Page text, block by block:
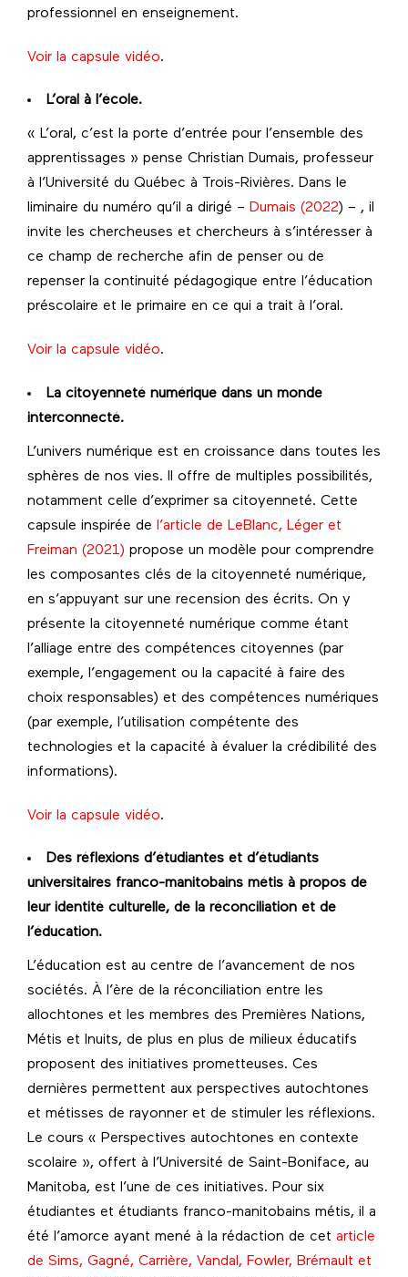
professionnel en enseignement.
Voir la capsule vidéo.
L’oral à l’école.
« L’oral, c’est la porte d’entrée pour l’ensemble des
apprentissages » pense Christian Dumais, professeur
à l’Université du Québec à Trois-Rivières. Dans le
liminaire du numéro qu’il a dirigé – Dumais (2022) – , il
invite les chercheuses et chercheurs à s’intéresser à
ce champ de recherche afin de penser ou de
repenser la continuité pédagogique entre l’éducation
préscolaire et le primaire en ce qui a trait à l’oral.
Voir la capsule vidéo.
La citoyenneté numérique dans un monde
interconnecté.
L’univers numérique est en croissance dans toutes les
sphères de nos vies. Il offre de multiples possibilités,
notamment celle d’exprimer sa citoyenneté. Cette
capsule inspirée de l’article de LeBlanc, Léger et
Freiman (2021) propose un modèle pour comprendre
les composantes clés de la citoyenneté numérique,
en s’appuyant sur une recension des écrits. On y
présente la citoyenneté numérique comme étant
l’alliage entre des compétences citoyennes (par
exemple, l’engagement ou la capacité à faire des
choix responsables) et des compétences numériques
(par exemple, l’utilisation compétente des
technologies et la capacité à évaluer la crédibilité des
informations).
Voir la capsule vidéo.
Des réflexions d’étudiantes et d’étudiants
universitaires franco-manitobains métis à propos de
leur identité culturelle, de la réconciliation et de
l’éducation.
L’éducation est au centre de l’avancement de nos
sociétés. À l’ère de la réconciliation entre les
allochtones et les membres des Premières Nations,
Métis et Inuits, de plus en plus de milieux éducatifs
proposent des initiatives prometteuses. Ces
dernières permettent aux perspectives autochtones
et métisses de rayonner et de stimuler les réflexions.
Le cours « Perspectives autochtones en contexte
scolaire », offert à l’Université de Saint-Boniface, au
Manitoba, est l’une de ces initiatives. Pour six
étudiantes et étudiants franco-manitobains métis, il a
été l’amorce ayant mené à la rédaction de cet article
de Sims, Gagné, Carrière, Vandal, Fowler, Brémault et